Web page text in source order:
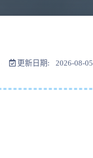
更新日期: 2026-08-05